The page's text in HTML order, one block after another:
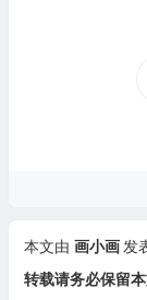
本文由 画小画 发
转载请务必保留本